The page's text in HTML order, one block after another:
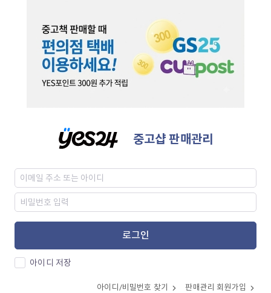
중고샵 판매관리
로그인
아이디 저장
아이디/비밀번호 찾기 판매관리 회원가입